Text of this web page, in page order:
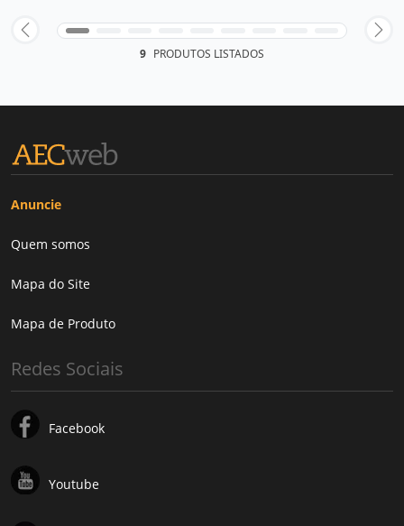
9 PRODUTOS LISTADOS
Anuncie
Quem somos
Mapa do Site
Mapa de Produto
Redes Sociais
Facebook
Youtube